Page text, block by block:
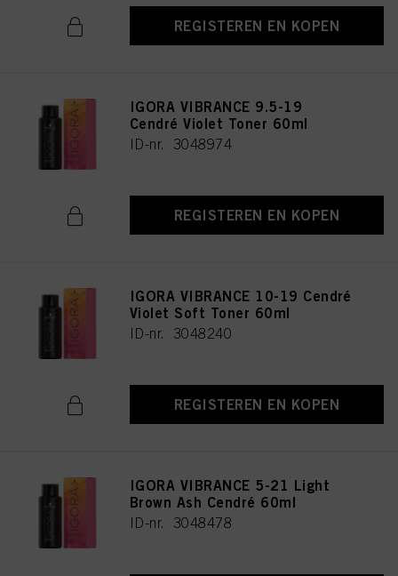
REGISTEREN EN KOPEN
IGORA VIBRANCE 9.5-19
Cendré Violet Toner 60ml
ID-nr. 3048974
REGISTEREN EN KOPEN
IGORA VIBRANCE 10-19 Cendré
Violet Soft Toner 60ml
ID-nr. 3048240
REGISTEREN EN KOPEN
IGORA VIBRANCE 5-21 Light
Brown Ash Cendré 60ml
ID-nr. 3048478